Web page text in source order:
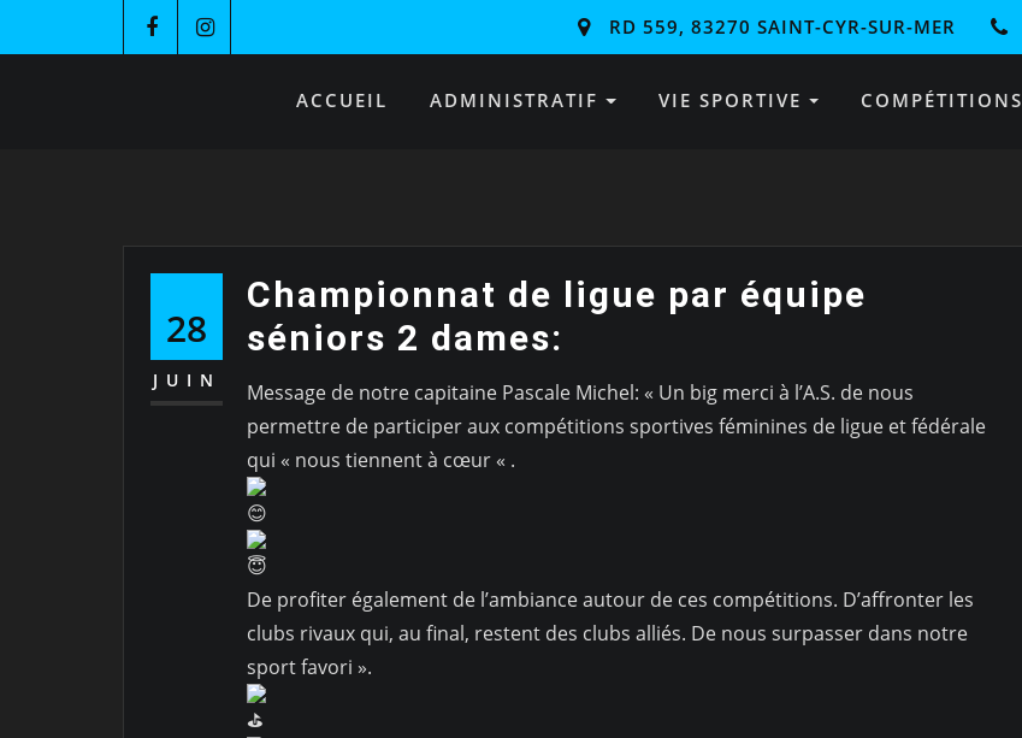
RD 559, 83270 SAINT-CYR-SUR-MER
ACCUEIL ADMINISTRATIF VIE SPORTIVE COMPÉTITIONS
28
JUIN
Championnat de ligue par équipe
séniors 2 dames:
Message de notre capitaine Pascale Michel: « Un big merci à l’A.S. de nous
permettre de participer aux compétitions sportives féminines de ligue et fédérale
qui « nous tiennent à cœur « .
De profiter également de l’ambiance autour de ces compétitions. D’affronter les
clubs rivaux qui, au final, restent des clubs alliés. De nous surpasser dans notre
sport favori ».